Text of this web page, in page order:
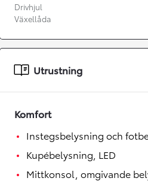
Toyota GR Supra
BENSIN
Drivhjul
Växellåda
Utrustning
Komfort
Instegsbelysning och
Kupébelysning, LED
Mittkonsol, omgivande